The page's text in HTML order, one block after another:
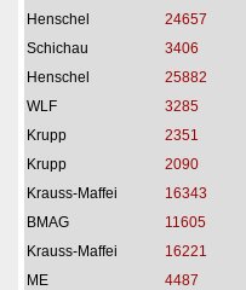
Henschel
24657
Schichau
3406
Henschel
25882
WLF
3285
Krupp
2351
Krupp
2090
Krauss-Maffei
16343
BMAG
11605
Krauss-Maffei
16221
ME
4487